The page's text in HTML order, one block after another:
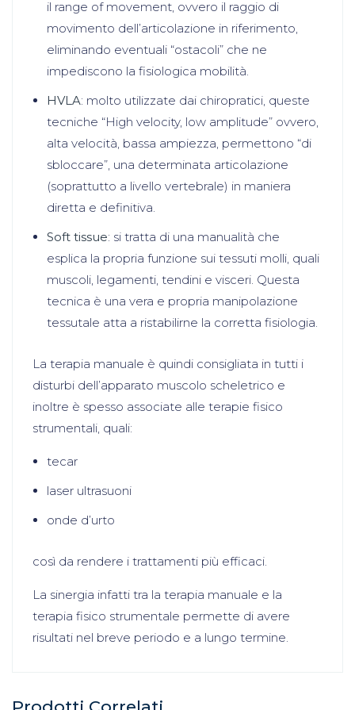
il range of movement, ovvero il raggio di
movimento dell’articolazione in riferimento,
eliminando eventuali “ostacoli” che ne
impediscono la fisiologica mobilità.
HVLA: molto utilizzate dai chiropratici, queste
tecniche “High velocity, low amplitude” ovvero,
alta velocità, bassa ampiezza, permettono “di
sbloccare”, una determinata articolazione
(soprattutto a livello vertebrale) in maniera
diretta e definitiva.
Soft tissue: si tratta di una manualità che
esplica la propria funzione sui tessuti molli, quali
muscoli, legamenti, tendini e visceri. Questa
tecnica è una vera e propria manipolazione
tessutale atta a ristabilirne la corretta fisiologia.
La terapia manuale è quindi consigliata in tutti i
disturbi dell’apparato muscolo scheletrico e
inoltre è spesso associate alle terapie fisico
strumentali, quali:
tecar
laser ultrasuoni
onde d’urto
così da rendere i trattamenti più efficaci.
La sinergia infatti tra la terapia manuale e la
terapia fisico strumentale permette di avere
risultati nel breve periodo e a lungo termine.